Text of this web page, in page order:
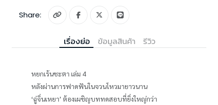
Share:
เรื่องย่อ ข้อมูลสินค้า รีวิว
หยกเร้นชะตา เล่ม 4
หลังผ่านการฟาดฟันในจวนโหวมายาวนาน
‘ฉู่จิ่นเหยา’ ต้องเผชิญบททดสอบที่ยิ่งใหญ่กว่า